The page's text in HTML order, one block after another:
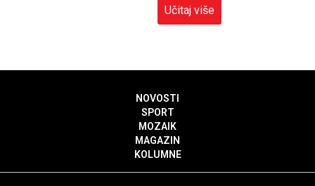
Učitaj više
NOVOSTI
SPORT
MOZAIK
MAGAZIN
KOLUMNE